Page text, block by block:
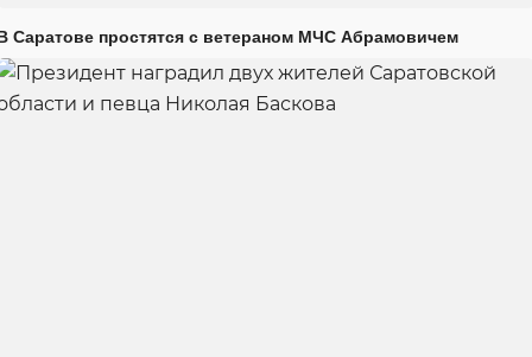
Саратове простятся с ветераном МЧС Абрамовичем